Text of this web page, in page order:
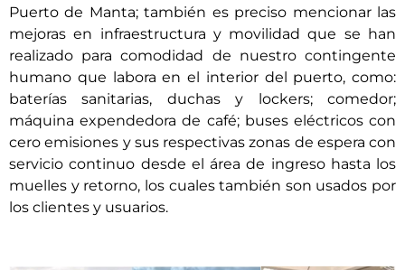
Puerto de Manta; también es preciso mencionar las
mejoras en infraestructura y movilidad que se han
realizado para comodidad de nuestro contingente
humano que labora en el interior del puerto, como:
baterías sanitarias, duchas y lockers; comedor;
máquina expendedora de café; buses eléctricos con
cero emisiones y sus respectivas zonas de espera con
servicio continuo desde el área de ingreso hasta los
muelles y retorno, los cuales también son usados por
los clientes y usuarios.